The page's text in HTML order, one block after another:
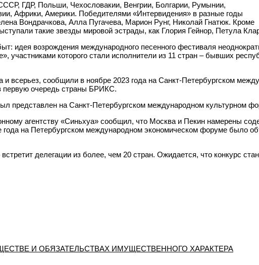
ГДР, Польши, Чехословакии, Венгрии, Болгарии, Румынии,
Африки, Америки. Победителями «Интервидения» в разные годы
Вондрачкова, Алла Пугачева, Марион Рунг, Николай Гнатюк. Кроме
такие звезды мировой эстрады, как Глория Гейнор, Петула
идея возрождения международного песенного фестиваля
участниками которого стали исполнители из 11 стран – бывших
и всерьез, сообщили в ноябре 2023 года на Санкт-Петербургском
первую очередь страны БРИКС.
представлен на Санкт-Петербургском международном культурном
агентству «Синьхуа» сообщил, что Москва и Пекин намерены
на Петербургском международном экономическом форуме было
делегации из более, чем 20 стран. Ожидается, что конкурс
И ОБЯЗАТЕЛЬСТВАХ ИМУЩЕСТВЕННОГО ХАРАКТЕРА